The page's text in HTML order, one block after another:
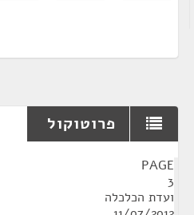
פרוטוקול
PAGE
3
ועדת הכלכלה